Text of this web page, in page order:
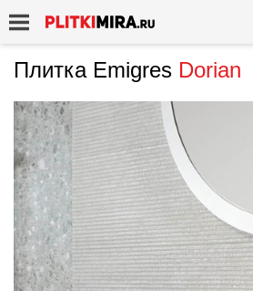
Плитка Emigres Dorian